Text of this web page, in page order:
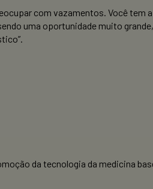
com vazamentos. Você
uma oportunidade muito
da tecnologia da medicina